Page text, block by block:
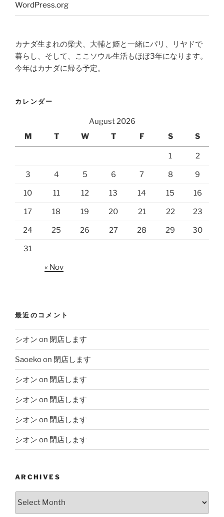
WordPress.org
カナダ生まれの柴犬、大輔と姫と一緒にパリ、リヤドで
暮らし、そして、ここソウル生活もほぼ3年になります。
今年はカナダに帰る予定。
カレンダー
August 2026
M
T W T F S S
1 2
3 4 5 6 7 8 9
10 11 12 13 14 15 16
17 18 19 20 21 22 23
24 25 26 27 28 29 30
31
« Nov
最近のコメント
シオン on 閉店します
Saoekoon 閉店します
シオン on 閉店します
シオン on 閉店します
シオン on 閉店します
シオン on 閉店します
ARCHIVES
Archives